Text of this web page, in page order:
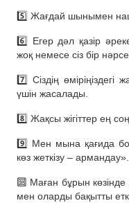
5️⃣ Жағдай шынымен
6️⃣ Егер дәл қазір
жоқ немесе сіз бір
7️⃣ Сіздің
үшін жасалады.
8️⃣ Жақсы жігіттер ең
9️⃣ Мен мына қағида
көз жеткізу – армандау».
🔟 Маған бұрын
мен оларды бақытты